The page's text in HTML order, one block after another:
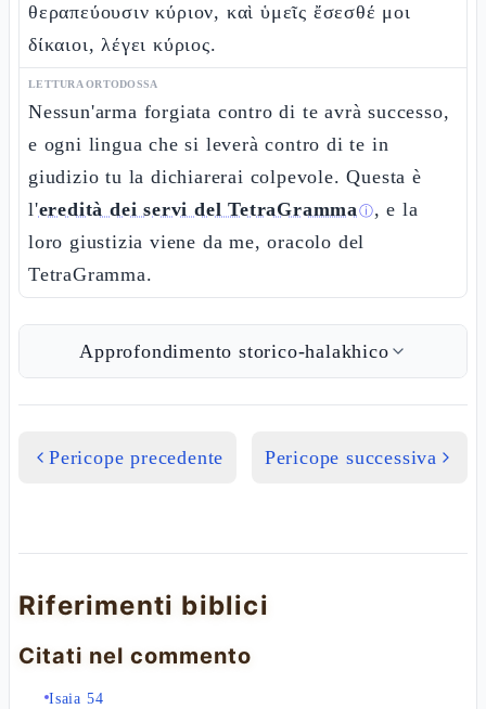
θεραπεύουσιν κύριον, καὶ ὑμεῖς ἔσεσθέ μοι
δίκαιοι, λέγει κύριος.
LETTURA ORTODOSSA
Nessun'arma forgiata contro di te avrà successo,
e ogni lingua che si leverà contro di te in
giudizio tu la dichiarerai colpevole. Questa è
l'eredità dei servi del TetraGrammaⓘ, e la
loro giustizia viene da me, oracolo del
TetraGramma.
Approfondimento storico-halakhico
Pericope precedente Pericope successiva
Riferimenti biblici
Citati nel commento
Isaia 54